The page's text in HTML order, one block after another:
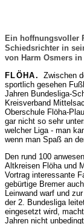
Ein hoffnungsvoller
Schiedsrichter in
von Harm Osmers
FLÖHA.
Zwischen
sportlich gesehen
Jahren Bundesliga-
Kreisverband
Oberschule Flöha-
gar nicht so sehr
welcher Liga - man
wenn man Spaß an
Den rund 100
Altkreisen Flöha und
Vortrag interessante
gebürtige Bremer
Leinwand warf und
der 2. Bundesliga
eingesetzt wird,
Jahren nicht